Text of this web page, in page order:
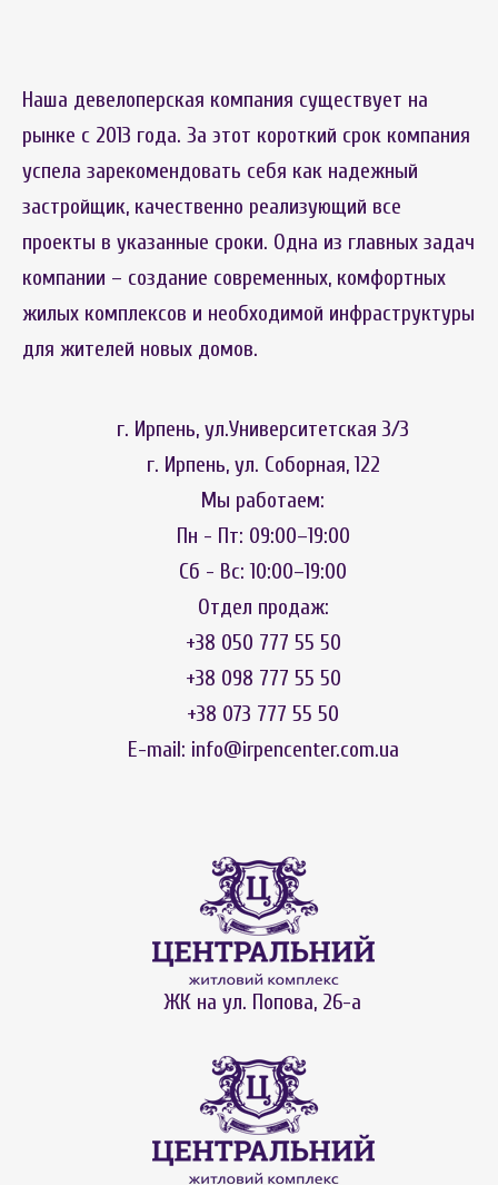
Наша девелоперская компания существует на
рынке с 2013 года. За этот короткий срок компания
успела зарекомендовать себя как надежный
застройщик, качественно реализующий все
проекты в указанные сроки. Одна из главных задач
компании – создание современных, комфортных
жилых комплексов и необходимой инфраструктуры
для жителей новых домов.
г. Ирпень, ул.Университетская 3/3
г. Ирпень, ул. Соборная, 122
Мы работаем:
Пн - Пт: 09:00–19:00
Сб - Вс: 10:00–19:00
Отдел продаж:
+38 050 777 55 50
+38 098 777 55 50
+38 073 777 55 50
E-mail: info@irpencenter.com.ua
ЖК на ул. Попова, 26-а